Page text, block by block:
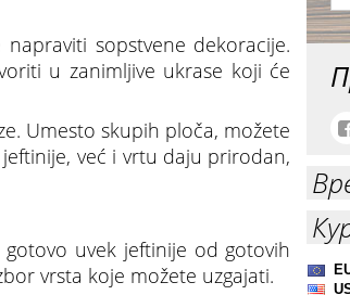
sopstvene dekoracije.
u zanimljive ukrase koji će
Umesto skupih ploča, možete
već i vrtu daju prirodan,
uvek jeftinije od gotovih
vrsta koje možete uzgajati.